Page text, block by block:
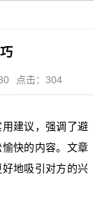
点击：304
建议，强调了避
快的内容。文章
地吸引对方的兴